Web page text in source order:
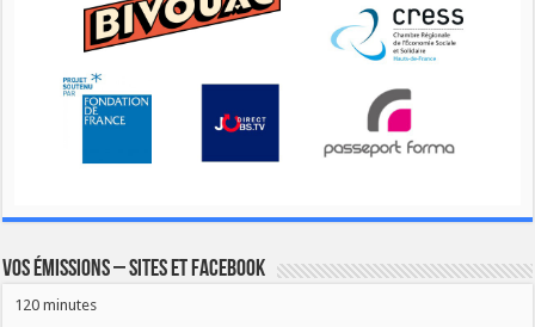
Vos émissions – Sites et Facebook
120 minutes